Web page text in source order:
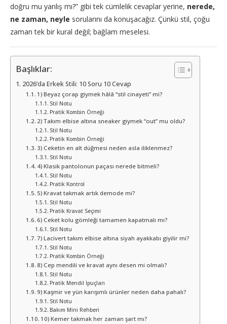
doğru mu yanlış mı?” gibi tek cümlelik cevaplar yerine, nerede,
ne zaman, neyle sorularını da konuşacağız. Çünkü stil, çoğu
zaman tek bir kural değil; bağlam meselesi.
Başlıklar:
2026’da Erkek Stili: 10 Soru 10 Cevap
1) Beyaz çorap giymek hâlâ “stil cinayeti” mi?
Stil Notu
Pratik Kombin Örneği
2) Takım elbise altına sneaker giymek “out” mu oldu?
Stil Notu
Pratik Kombin Örneği
3) Ceketin en alt düğmesi neden asla iliklenmez?
Stil Notu
4) Klasik pantolonun paçası nerede bitmeli?
Stil Notu
Pratik Kontrol
5) Kravat takmak artık demode mi?
Stil Notu
Pratik Kravat Seçimi
6) Ceket kolu gömleği tamamen kapatmalı mı?
Stil Notu
7) Lacivert takım elbise altına siyah ayakkabı giyilir mi?
Stil Notu
Pratik Kombin Örneği
8) Cep mendili ve kravat aynı desen mi olmalı?
Stil Notu
Pratik Mendil İpuçları
9) Kaşmir ve yün karışımlı ürünler neden daha pahalı?
Stil Notu
Bakım Mini Rehberi
10) Kemer takmak her zaman şart mı?